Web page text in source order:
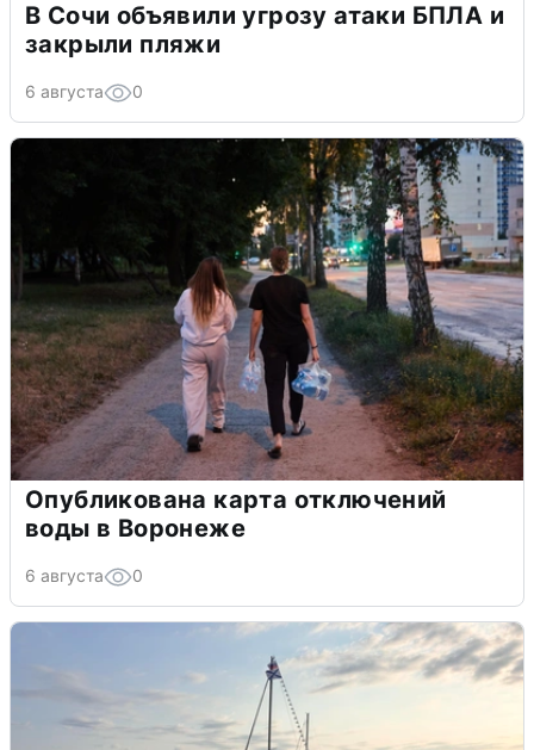
В Сочи объявили угрозу атаки БПЛА и
закрыли пляжи
6 августа 0
Опубликована карта отключений
воды в Воронеже
6 августа 0